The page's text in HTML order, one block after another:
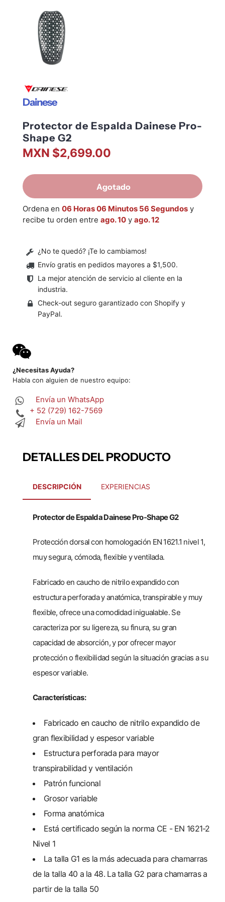
Dainese
Protector de Espalda Dainese Pro-
Shape G2
MXN $2,699.00
Agotado
Ordena en 06 Horas 06 Minutos 56 Segundos y
recibe tu orden entre ago. 10 y ago. 12
¿No te quedó? ¡Te lo cambiamos!
Envío gratis en pedidos mayores a $1,500.
La mejor atención de servicio al cliente en la
industria.
Check-out seguro garantizado con Shopify y
PayPal.
¿Necesitas Ayuda?
Habla con alguien de nuestro equipo:
Envía un WhatsApp
+ 52 (729) 162-7569
Envía un Mail
DETALLES DEL PRODUCTO
DESCRIPCIÓN EXPERIENCIAS
Protector de Espalda Dainese Pro-Shape G2
Protección dorsal con homologación EN 1621.1 nivel 1,
muy segura, cómoda, flexible y ventilada.
Fabricado en caucho de nitrilo expandido con
estructura perforada y anatómica, transpirable y muy
flexible, ofrece una comodidad inigualable. Se
caracteriza por su ligereza, su finura, su gran
capacidad de absorción, y por ofrecer mayor
protección o flexibilidad según la situación gracias a su
espesor variable.
Características:
Fabricado en caucho de nitrilo expandido de
gran flexibilidad y espesor variable
Estructura perforada para mayor
transpirabilidad y ventilación
Patrón funcional
Grosor variable
Forma anatómica
Está certificado según la norma CE - EN 1621-2
Nivel 1
La talla G1 es la más adecuada para chamarras
de la talla 40 a la 48. La talla G2 para chamarras a
partir de la talla 50